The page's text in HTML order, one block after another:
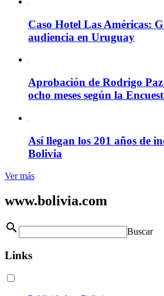
Caso Hotel Las Américas:
audiencia en Uruguay
Aprobación de Rodrigo
ocho meses según la
Así llegan los 201 años de
Bolivia
Ver más
www.bolivia.com
search Buscar
Links